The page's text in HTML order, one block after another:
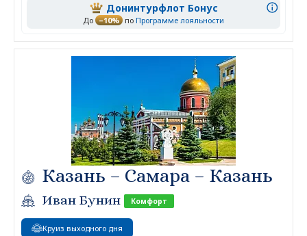
Донинтурфлот Бонус
До –10% по Программе лояльности
Казань – Самара – Казань
Иван Бунин Комфорт
Круиз выходного дня